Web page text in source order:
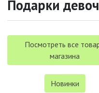
Подарки
Посмотреть все
магазина
Новинки